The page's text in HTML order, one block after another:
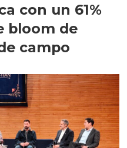
con un 61%
bloom de
campo